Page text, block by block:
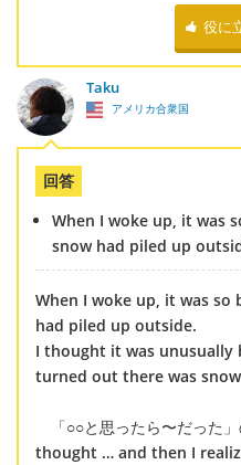
役に
Taku
アメリカ合衆国
回答
When I woke up, it was
snow had piled up
When I woke up, it was
had piled up outside.
I thought it was
turned out there was
「○○と思ったら〜だった
thought … and then I